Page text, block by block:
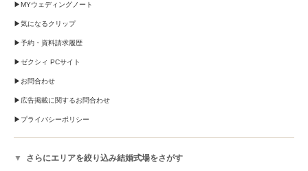
MYウェディングノート
気になるクリップ
予約・資料請求履歴
ゼクシィ PCサイト
お問合わせ
広告掲載に関するお問合わせ
プライバシーポリシー
さらにエリアを絞り込み結婚式場をさがす